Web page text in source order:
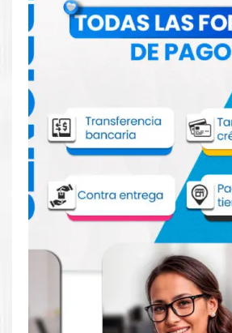
Comprar Toner Xerox
impresora 3052 3260 3215
Aprovecha nuestra experiencia y
productos. Tenemos promociones todos
visítanos hoy para encontrar la
impresora Xerox, como el
Toner
impresora 3052 3260 3215 3225.
Dónde comprar Toner
3052 3260 3215 3225 en
Xerox. Descubre
Toner Xerox 106R02778
3052 3260 3215 3225. Ofrecemos una